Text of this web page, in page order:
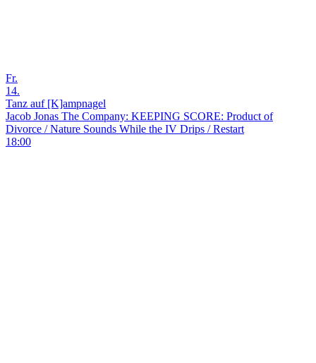
Fr.
14.
Tanz auf [K]ampnagel
Jacob Jonas The Company: KEEPING SCORE: Product of
Divorce / Nature Sounds While the IV Drips / Restart
18:00